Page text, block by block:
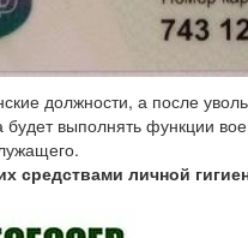
должности, а после
будет выполнять функции
средствами личной